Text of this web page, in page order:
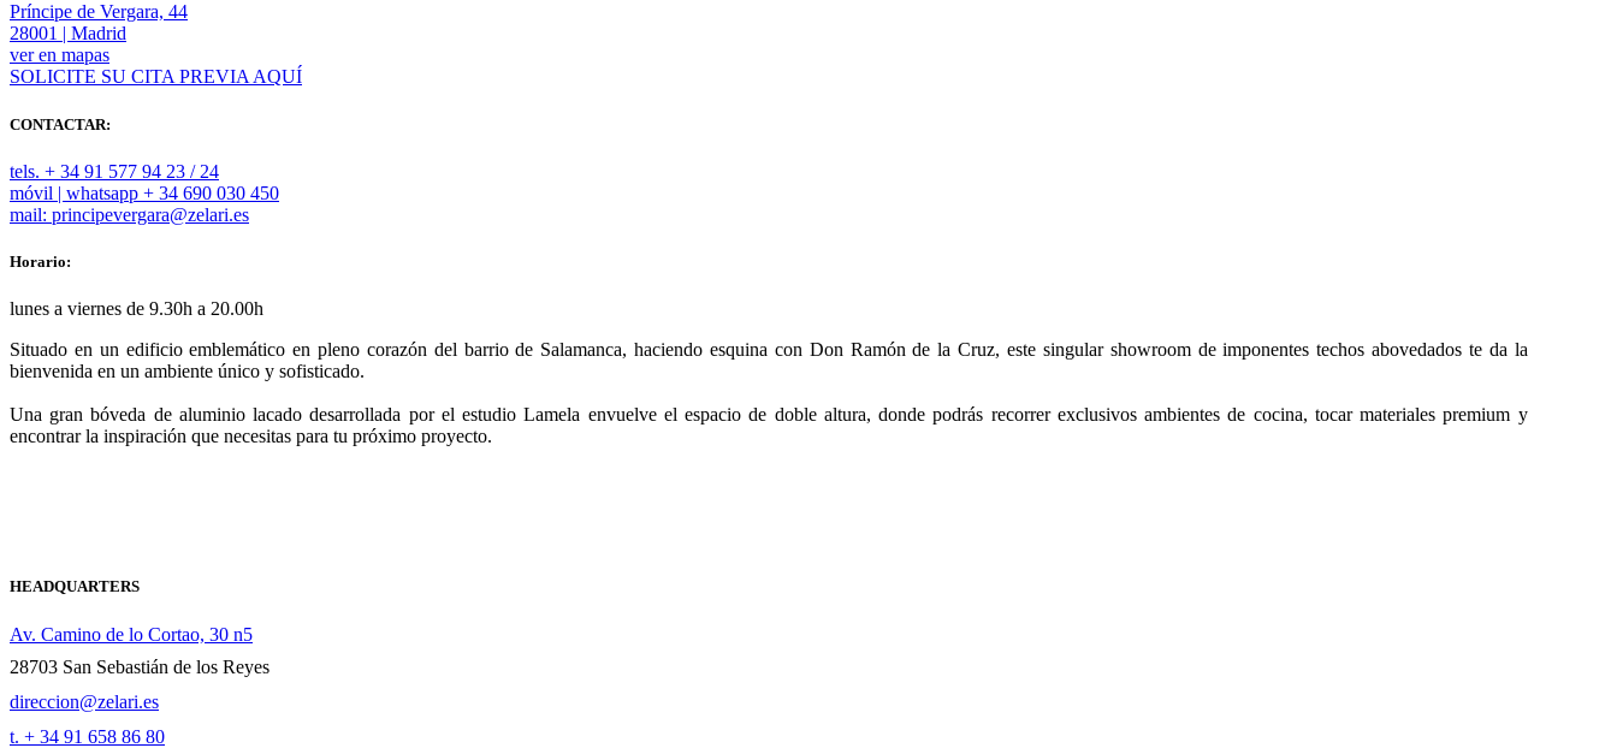
Príncipe de Vergara, 44
28001 | Madrid
ver en mapas
SOLICITE SU CITA PREVIA AQUÍ
CONTACTAR:
tels. + 34 91 577 94 23 / 24
móvil | whatsapp + 34 690 030 450
mail: principevergara@zelari.es
Horario:
lunes a viernes de 9.30h a 20.00h
Situado en un edificio emblemático en pleno corazón del barrio de Salamanca, haciendo esquina con Don Ramón de la Cruz, este singular showroom de imponentes techos abovedados te da la
bienvenida en un ambiente único y sofisticado.
Una gran bóveda de aluminio lacado desarrollada por el estudio Lamela envuelve el espacio de doble altura, donde podrás recorrer exclusivos ambientes de cocina, tocar materiales premium y
encontrar la inspiración que necesitas para tu próximo proyecto.
HEADQUARTERS
Av. Camino de lo Cortao, 30 n5
28703 San Sebastián de los Reyes
direccion@zelari.es
t. + 34 91 658 86 80